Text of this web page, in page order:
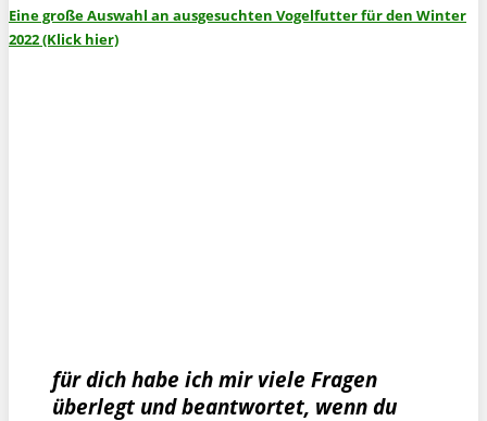
Eine große Auswahl an ausgesuchten Vogelfutter für den Winter
2022 (Klick hier)
für dich habe ich mir viele Fragen
überlegt und beantwortet, wenn du